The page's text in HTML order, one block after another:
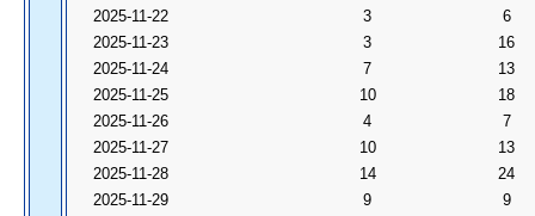
2025-11-22
3
6
2025-11-23
3
16
2025-11-24
7
13
2025-11-25
10
18
2025-11-26
4
7
2025-11-27
10
13
2025-11-28
14
24
2025-11-29
9
9